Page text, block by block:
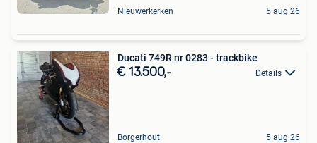
Nieuwerkerken 5 aug 26
Ducati 749R nr 0283 - trackbike
€ 13.500,- Details
Borgerhout 5 aug 26